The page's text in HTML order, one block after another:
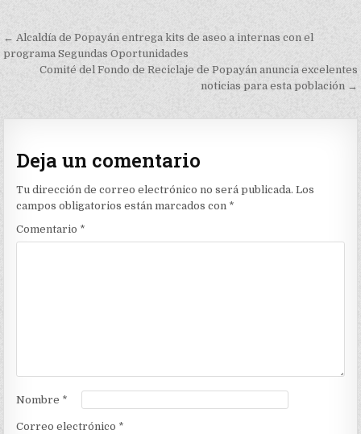
Navegación
de
← Alcaldía de Popayán entrega kits de aseo a internas con el
programa Segundas Oportunidades
Comité del Fondo de Reciclaje de Popayán anuncia excelentes
noticias para esta población →
Deja un comentario
Tu dirección de correo electrónico no será publicada. Los
campos obligatorios están marcados con *
Comentario *
Nombre *
Correo electrónico *